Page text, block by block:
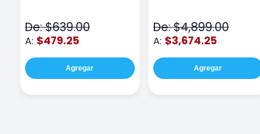
De: $639.00
A: $479.25
Agregar
De: $4,899.00
A: $3,674.25
Agregar